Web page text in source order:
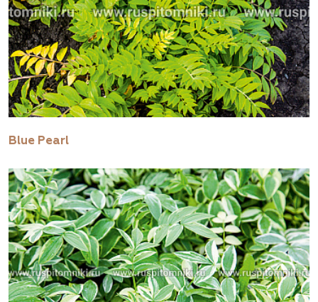
Blue Pearl